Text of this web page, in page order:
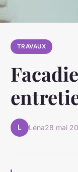
TRAVAUX
L Léna28 mai